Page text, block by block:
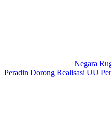
Negara
Peradin Dorong Realisasi UU